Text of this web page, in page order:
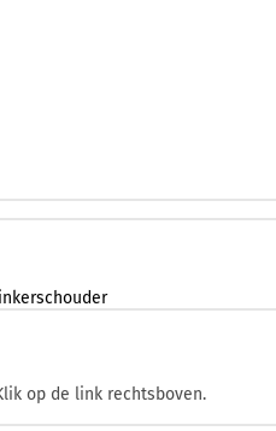
op de link rechtsboven.